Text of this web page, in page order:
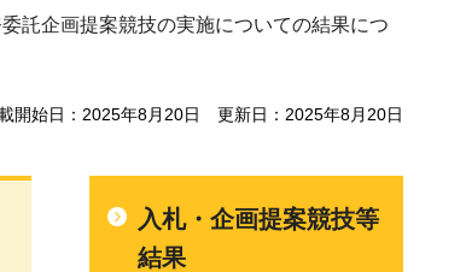
託企画提案競技の実施についての結果につ
開始日：2025年8月20日 更新日：2025年8月20日
入札・企画提案競技等
結果